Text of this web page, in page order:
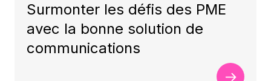
Surmonter les défis des PME
avec la bonne solution de
communications